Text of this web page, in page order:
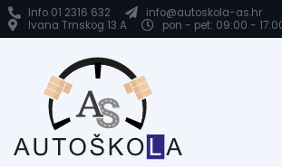
Info 01 2316 632
info@autoskola-as.hr
Ivana Trnskog 13 A
pon - pet: 09:00 -